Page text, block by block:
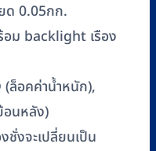
ด 0.05กก.
ม backlight เรือง
(ล็อคค่าน้ำหนัก),
อนหลัง)
ชั่งจะเปลี่ยนเป็น